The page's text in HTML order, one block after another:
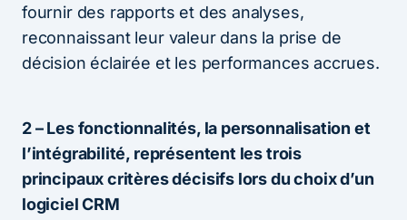
fournir des rapports et des analyses,
reconnaissant leur valeur dans la prise de
décision éclairée et les performances accrues.
2 – Les fonctionnalités, la personnalisation et
l’intégrabilité, représentent les trois
principaux critères décisifs lors du choix d’un
logiciel CRM